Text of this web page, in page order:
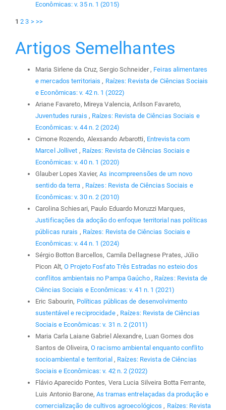
Econômicas: v. 35 n. 1 (2015)
1 2 3 > >>
Artigos Semelhantes
Maria Sirlene da Cruz, Sergio Schneider , Feiras alimentares
e mercados territoriais , Raízes: Revista de Ciências Sociais
e Econômicas: v. 42 n. 1 (2022)
Ariane Favareto, Mireya Valencia, Arilson Favareto,
Juventudes rurais , Raízes: Revista de Ciências Sociais e
Econômicas: v. 44 n. 2 (2024)
Cimone Rozendo, Alexsando Arbarotti, Entrevista com
Marcel Jollivet , Raízes: Revista de Ciências Sociais e
Econômicas: v. 40 n. 1 (2020)
Glauber Lopes Xavier,As incompreensões de um novo
sentido da terra , Raízes: Revista de Ciências Sociais e
Econômicas: v. 30 n. 2 (2010)
Carolina Schiesari, Paulo Eduardo Moruzzi Marques,
Justificações da adoção do enfoque territorial nas políticas
públicas rurais , Raízes: Revista de Ciências Sociais e
Econômicas: v. 44 n. 1 (2024)
Sérgio Botton Barcellos, Camila Dellagnese Prates, Júlio
Picon Alt,O Projeto Fosfato Três Estradas no esteio dos
conflitos ambientais no Pampa Gaúcho , Raízes: Revista de
Ciências Sociais e Econômicas: v. 41 n. 1 (2021)
Eric Sabourin, Políticas públicas de desenvolvimento
sustentável e reciprocidade , Raízes: Revista de Ciências
Sociais e Econômicas: v. 31 n. 2 (2011)
Maria Carla Laiane Gabriel Alexandre, Luan Gomes dos
Santos de Oliveira, O racismo ambiental enquanto conflito
socioambiental e territorial , Raízes: Revista de Ciências
Sociais e Econômicas: v. 42 n. 2 (2022)
Flávio Aparecido Pontes, Vera Lucia Silveira Botta Ferrante,
Luis Antonio Barone,As tramas entrelaçadas da produção e
comercialização de cultivos agroecológicos , Raízes: Revista